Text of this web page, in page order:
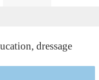
dressage